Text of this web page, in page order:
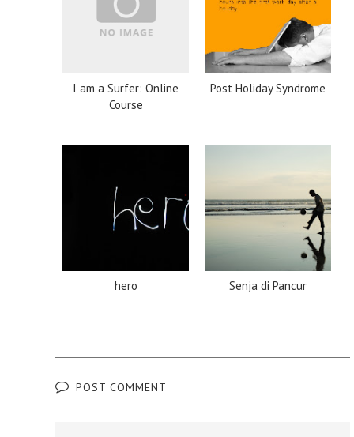
I am a Surfer: Online
Course
Post Holiday Syndrome
hero Senja di Pancur
POST COMMENT